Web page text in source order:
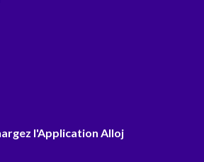
l'Application Alloj